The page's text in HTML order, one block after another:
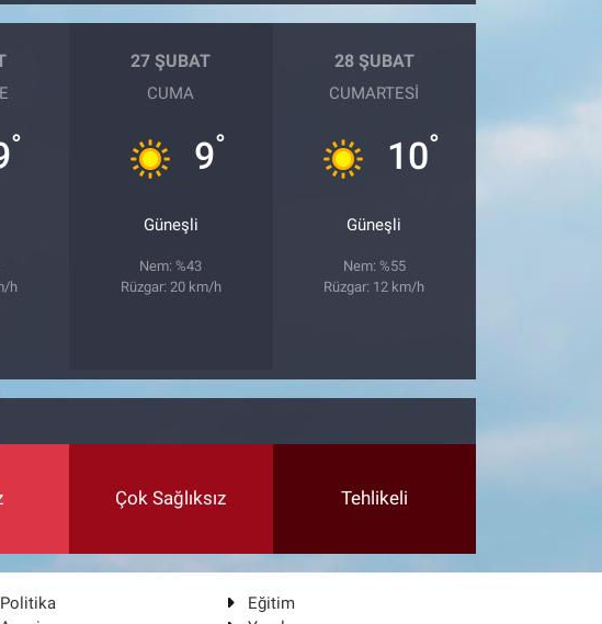
°
h
27 ŞUBAT
CUMA
9°
Güneşli
Nem: %43
Rüzgar: 20 km/h
28 ŞUBAT
CUMARTESI
10°
Güneşli
Nem: %55
Rüzgar: 12 km/h
Çok Sağlıksız Tehlikeli
Politika
Eğitim